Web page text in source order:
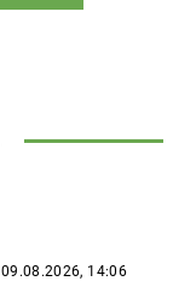
09.08.2026, 14:06